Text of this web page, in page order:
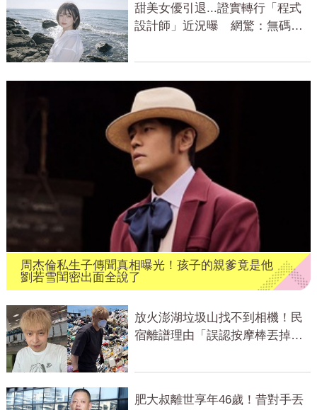
甜美女優引退...證實轉行「程式
設計師」近況曝 網驚：無碼變
周杰倫私生子傳聞真相曝光！孩子的親爹竟是他
劉若雪閨密出面全說了
放火澎湖垃圾山找不到相機！民
宿離譜理由「誤認按摩棒丟掉」
肥大叔離世享年46歲！昔對手丟